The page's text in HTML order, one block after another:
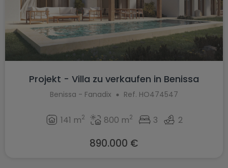
Projekt - Villa zu verkaufen in Benissa
Benissa - Fanadix Ref. HO474547
141 m2 800 m2 3 2
890.000 €